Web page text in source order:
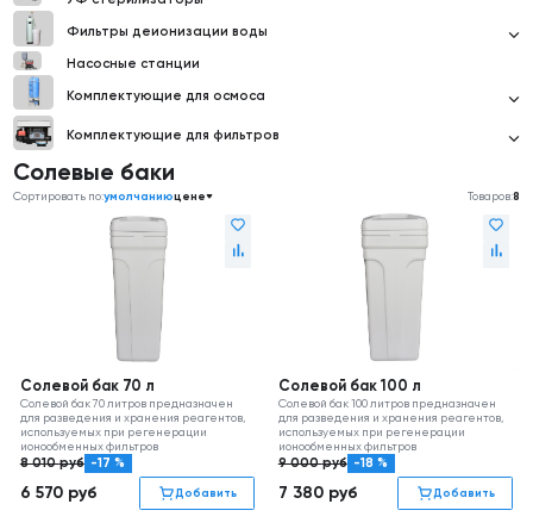
Фильтры деионизации воды
Насосные станции
Комплектующие для осмоса
Комплектующие для фильтров
Солевые баки
Сортировать по:умолчаниюцене Товаров:8
Солевой бак 70 л
Солевой бак 70 литров предназначен
для разведения и хранения реагентов,
используемых при регенерации
ионообменных фильтров
8 010руб -17 %
6 570 руб Добавить
Солевой бак 100 л
Солевой бак 100 литров предназначен
для разведения и хранения реагентов,
используемых при регенерации
ионообменных фильтров
9 000руб -18 %
7 380 руб Добавить